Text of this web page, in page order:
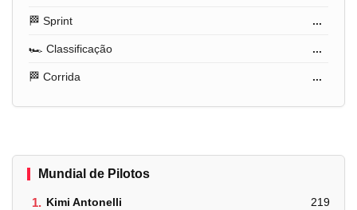
🏁 Sprint ...
🏎️ Classificação ...
🏁 Corrida ...
Mundial de Pilotos
1. Kimi Antonelli 219